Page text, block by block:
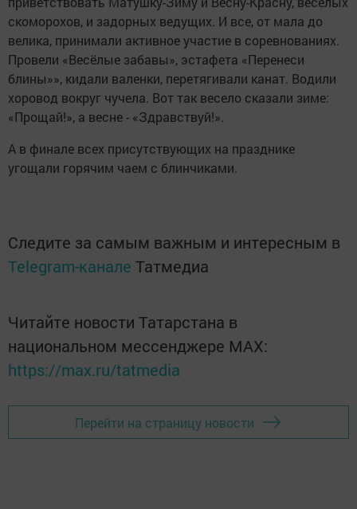
скоморохов, и задорных ведущих. И все, от мала до
велика, принимали активное участие в соревнованиях.
Провели «Весёлые забавы», эстафета «Перенеси
блины»», кидали валенки, перетягивали канат. Водили
хоровод вокруг чучела. Вот так весело сказали зиме:
«Прощай!», а весне - «Здравствуй!».
А в финале всех присутствующих на празднике
угощали горячим чаем с блинчиками.
Следите за самым важным и интересным в
Telegram-канале Татмедиа
Читайте новости Татарстана в
национальном мессенджере MАХ:
https://max.ru/tatmedia
Перейти на страницу новости